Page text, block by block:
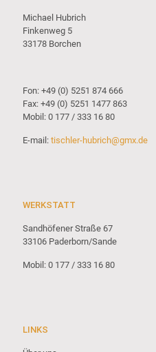
Michael Hubrich
Finkenweg 5
33178 Borchen
Fon: +49 (0) 5251 874 666
Fax: +49 (0) 5251 1477 863
Mobil: 0 177 / 333 16 80
E-mail: tischler-hubrich@gmx.de
WERKSTATT
Sandhöfener Straße 67
33106 Paderborn/Sande
Mobil: 0 177 / 333 16 80
LINKS